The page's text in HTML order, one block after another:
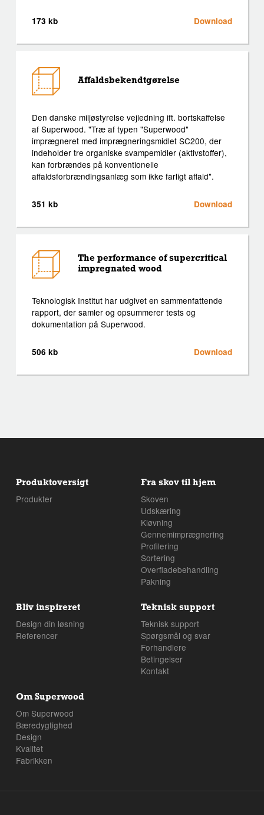
173 kb Download
Affaldsbekendtgørelse
Den danske miljøstyrelse vejledning ift. bortskaffelse
af Superwood. "Træ af typen "Superwood"
imprægneret med imprægneringsmidlet SC200, der
indeholder tre organiske svampemidler (aktivstoffer),
kan forbrændes på konventionelle
affaldsforbrændingsanlæg som ikke farligt affald".
351 kb Download
The performance of supercritical
impregnated wood
Teknologisk Institut har udgivet en sammenfattende
rapport, der samler og opsummerer tests og
dokumentation på Superwood.
506 kb Download
Produktoversigt
Produkter
Fra skov til hjem
Skoven
Udskæring
Kløvning
Gennemimprægnering
Profilering
Sortering
Overfladebehandling
Pakning
Bliv inspireret
Design din løsning
Referencer
Teknisk support
Teknisk support
Spørgsmål og svar
Forhandlere
Betingelser
Kontakt
Om Superwood
Om Superwood
Bæredygtighed
Design
Kvalitet
Fabrikken